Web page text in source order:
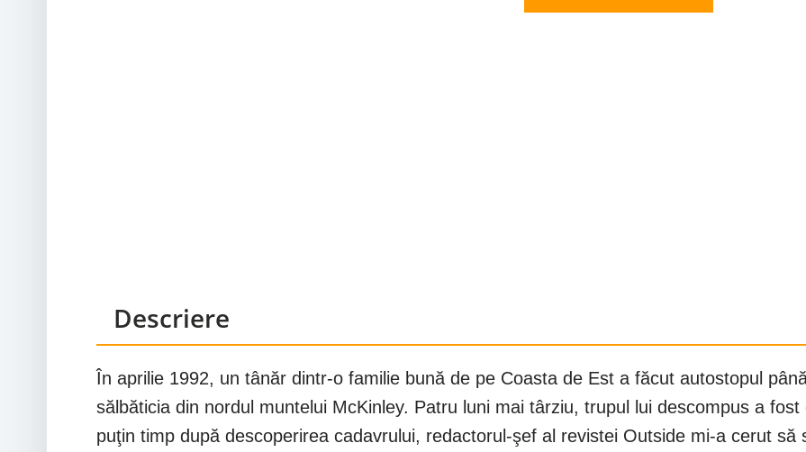
Descriere
În aprilie 1992, un tânăr dintr-o familie bună de pe Coasta de Est a făcut autostopul
sălbăticia din nordul muntelui McKinley. Patru luni mai târziu, trupul lui descompus a
puţin timp după descoperirea cadavrului, redactorul-şef al revistei Outside mi-a cerut